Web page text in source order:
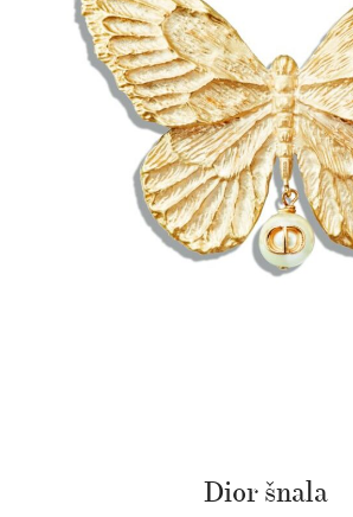
Dior šnala